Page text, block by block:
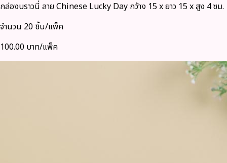
กล่องบราวนี่ ลาย Chinese Lucky Day กว้าง 15 x ยาว 15 x สูง 4 ซม.
จำนวน 20 ชิ้น/แพ็ค
100.00 บาท/แพ็ค